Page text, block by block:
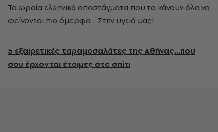
Τα ωραία ελληνικά αποστάγματα που τα κάνουν όλα να
φαίνονται πιο όμορφα… Στην υγειά μας!
5 εξαιρετικές ταραμοσαλάτες της Αθήνας...που
σου έρχονται έτοιμες στο σπίτι